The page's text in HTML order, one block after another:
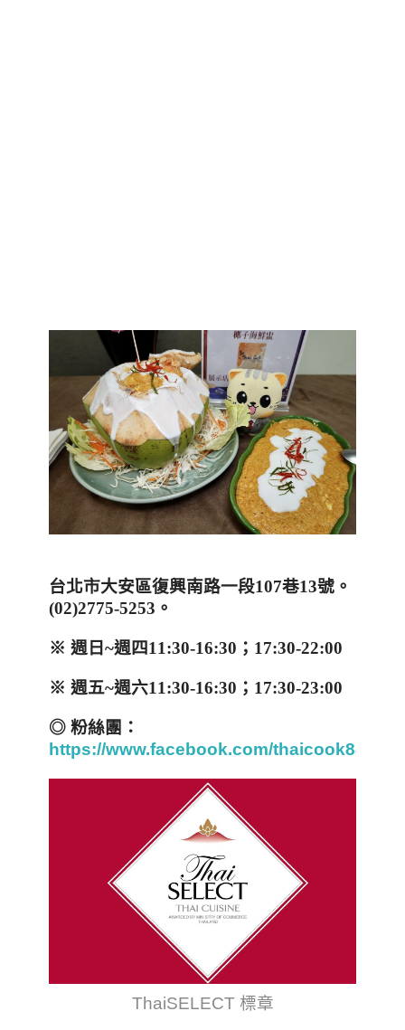
台北市大安區復興南路一段107巷13號。
(02)2775-5253 。
※ 週日 ~週四11:30-16:30 ； 17:30-22:00
※ 週五~週六11:30-16:30 ； 17:30-23:00
◎ 粉絲團：
https://www.facebook.com/thaicook88/
ThaiSELECT 標章